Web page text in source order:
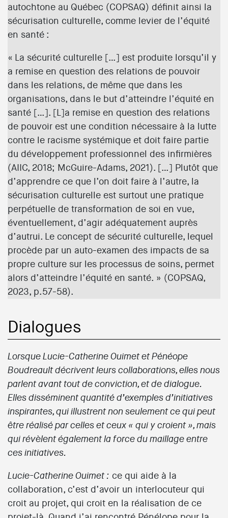
autochtone au Québec (COPSAQ) définit ainsi la
sécurisation culturelle, comme levier de l’équité
en santé :
« La sécurité culturelle […] est produite lorsqu’il y
a remise en question des relations de pouvoir
dans les relations, de même que dans les
organisations, dans le but d’atteindre l’équité en
santé […]. [L]a remise en question des relations
de pouvoir est une condition nécessaire à la lutte
contre le racisme systémique et doit faire partie
du développement professionnel des infirmières
(AIIC, 2018; McGuire-Adams, 2021). […] Plutôt que
d’apprendre ce que l’on doit faire à l’autre, la
sécurisation culturelle est surtout une pratique
perpétuelle de transformation de soi en vue,
éventuellement, d’agir adéquatement auprès
d’autrui. Le concept de sécurité culturelle, lequel
procède par un auto-examen des impacts de sa
propre culture sur les processus de soins, permet
alors d’atteindre l’équité en santé. » (COPSAQ,
2023, p.57-58).
Dialogues
Lorsque Lucie-Catherine Ouimet et Pénéope
Boudreault décrivent leurs collaborations, elles nous
parlent avant tout de conviction, et de dialogue.
Elles disséminent quantité d’exemples d’initiatives
inspirantes, qui illustrent non seulement ce qui peut
être réalisé par celles et ceux « qui y croient », mais
qui révèlent également la force du maillage entre
ces initiatives.
Lucie-Catherine Ouimet : ce qui aide à la
collaboration, c’est d’avoir un interlocuteur qui
croit au projet, qui croit en la réalisation de ce